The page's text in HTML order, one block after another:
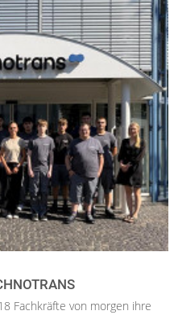
Fachkräfte von morgen ihre